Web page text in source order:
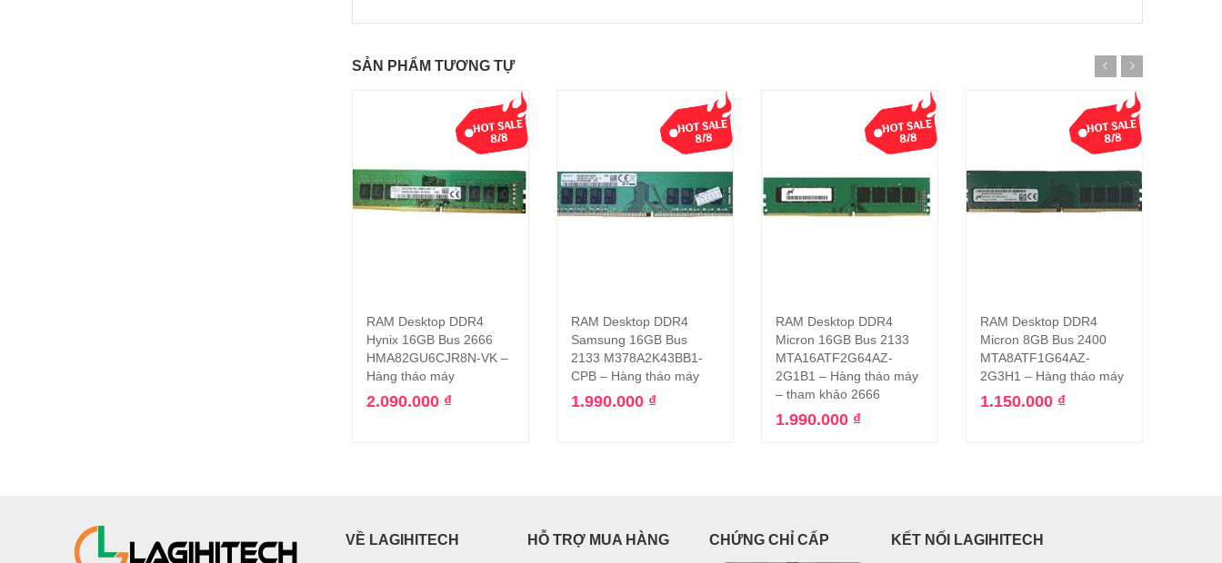
SẢN PHẨM TƯƠNG TỰ
Thêm vào giỏ hàng
RAM Desktop DDR4
Hynix 16GB Bus 2666
HMA82GU6CJR8N-VK –
Hàng tháo máy
2.090.000 ₫
Thêm vào giỏ hàng
RAM Desktop DDR4
Samsung 16GB Bus
2133 M378A2K43BB1-
CPB – Hàng tháo máy
1.990.000 ₫
Thêm vào giỏ hàng
RAM Desktop DDR4
Micron 16GB Bus 2133
MTA16ATF2G64AZ-
2G1B1 – Hàng tháo máy
– tham khảo 2666
1.990.000 ₫
Thêm vào giỏ hàng
RAM Desktop DDR4
Micron 8GB Bus 2400
MTA8ATF1G64AZ-
2G3H1 – Hàng tháo máy
1.150.000 ₫
VỀ LAGIHITECH HỖ TRỢ MUA HÀNG CHỨNG CHỈ CẤP KẾT NỐI LAGIHITECH